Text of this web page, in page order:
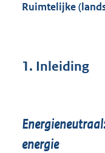
Ruimtelijke
1. Inleiding
energie